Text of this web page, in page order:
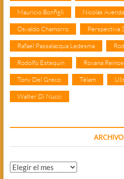
Mauricio Bonfigli Nicolás
Osvaldo Chamorro Perspectiva
Rafael Passalacqua Ledesma
Rodolfo Estequin Roxana
Tony Del Greco Télam
Walter Di Nucci
Archivos